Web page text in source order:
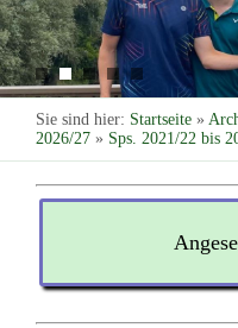
Sie sind hier: Startseite »
2026/27 » Sps. 2021/22 bis